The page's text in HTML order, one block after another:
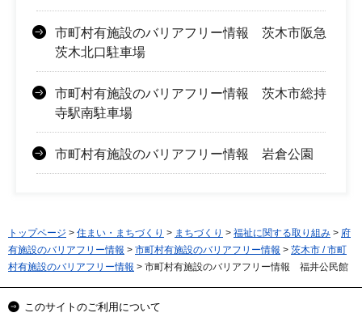
市町村有施設のバリアフリー情報 茨木市阪急
茨木北口駐車場
市町村有施設のバリアフリー情報 茨木市総持
寺駅南駐車場
市町村有施設のバリアフリー情報 岩倉公園
トップページ > 住まい・まちづくり > まちづくり > 福祉に関する取り組み > 府
有施設のバリアフリー情報 > 市町村有施設のバリアフリー情報 > 茨木市 / 市町
村有施設のバリアフリー情報 > 市町村有施設のバリアフリー情報 福井公民館
このサイトのご利用について